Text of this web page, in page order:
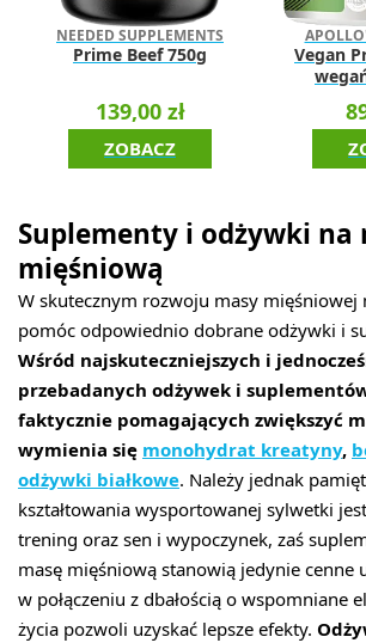
NEEDED SUPPLEMENTS
Prime Beef 750g
139,00 zł
ZOBACZ
Vegan
Suplementy i odżywki na
mięśniową
W skutecznym rozwoju masy mięśniowej
pomóc odpowiednio dobrane odżywki i
Wśród najskuteczniejszych i
przebadanych odżywek i
faktycznie pomagających zwiększyć
wymienia się monohydrat kreatyny,
odżywki białkowe . Należy jednak
kształtowania wysportowanej sylwetki
trening oraz sen i wypoczynek, zaś
masę mięśniową stanowią jedynie cenne
w połączeniu z dbałością o wspomniane
życia pozwoli uzyskać lepsze efekty.